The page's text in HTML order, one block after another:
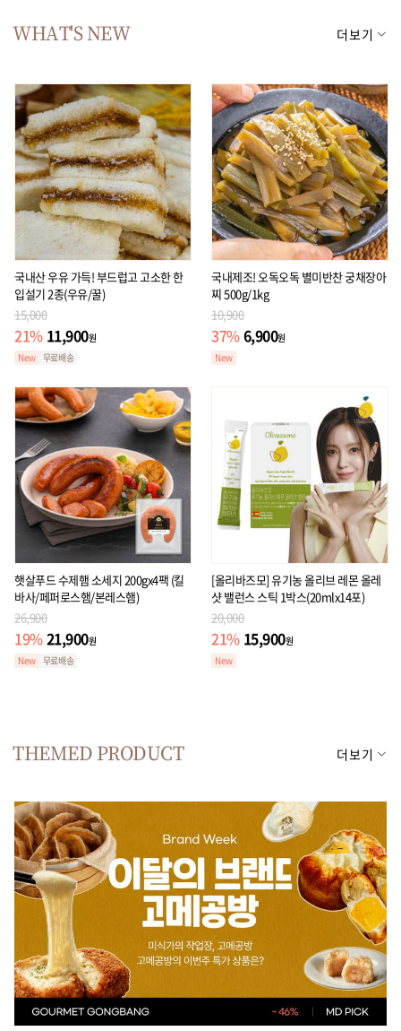
WHAT'S NEW 더보기
국내산 우유 가득! 부드럽고 고소한 한
입설기 2종(우유/꿀)
15,000
21% 11,900원
New 무료배송
국내제조! 오독오독 별미반찬 궁채장아
찌 500g/1kg
10,900
37%6,900원
New
햇살푸드 수제햄 소세지 200gx4팩 (킬
바사/페퍼로스햄/본레스햄)
26,900
19%21,900원
New 무료배송
[올리바즈모] 유기농 올리브 레몬 올레
샷 밸런스 스틱 1박스(20mlx14포)
20,000
21% 15,900원
New
THEMED PRODUCT 더보기